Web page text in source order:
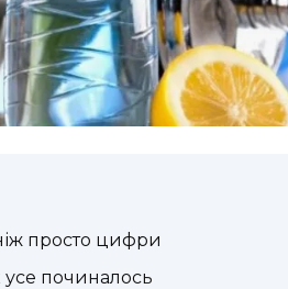
просто цифри
починалось